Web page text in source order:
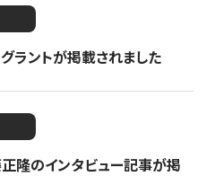
ラントが掲載されました
隆のインタビュー記事が掲